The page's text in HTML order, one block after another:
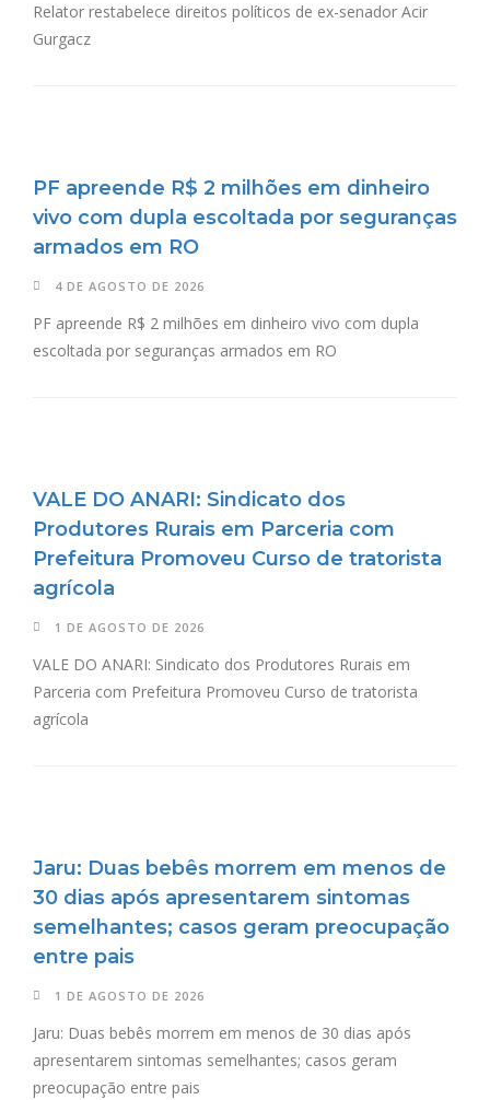
Relator restabelece direitos políticos de ex-senador Acir
Gurgacz
PF apreende R$ 2 milhões em dinheiro
vivo com dupla escoltada por seguranças
armados em RO
4 DE AGOSTO DE 2026
PF apreende R$ 2 milhões em dinheiro vivo com dupla
escoltada por seguranças armados em RO
VALE DO ANARI: Sindicato dos
Produtores Rurais em Parceria com
Prefeitura Promoveu Curso de tratorista
agrícola
1 DE AGOSTO DE 2026
VALE DO ANARI: Sindicato dos Produtores Rurais em
Parceria com Prefeitura Promoveu Curso de tratorista
agrícola
Jaru: Duas bebês morrem em menos de
30 dias após apresentarem sintomas
semelhantes; casos geram preocupação
entre pais
1 DE AGOSTO DE 2026
Jaru: Duas bebês morrem em menos de 30 dias após
apresentarem sintomas semelhantes; casos geram
preocupação entre pais